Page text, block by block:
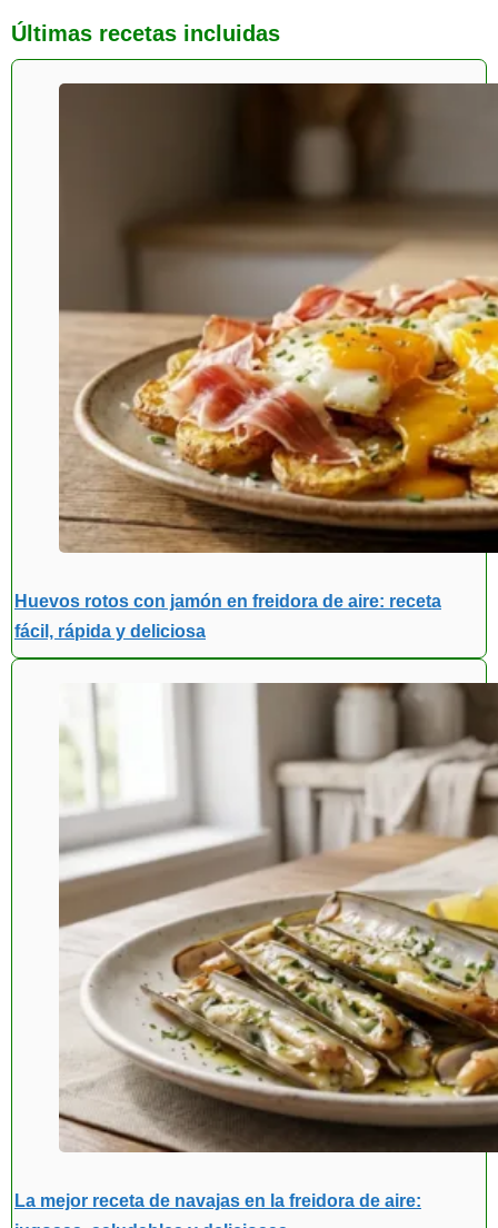
Últimas recetas incluidas
Huevos rotos con jamón en freidora de aire: receta
fácil, rápida y deliciosa
La mejor receta de navajas en la freidora de aire: